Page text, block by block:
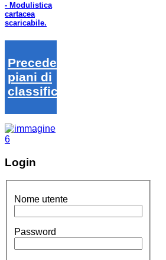
- Modulistica
cartacea
scaricabile.
Precedenti
piani di
classifica
Login
Nome utente
Password